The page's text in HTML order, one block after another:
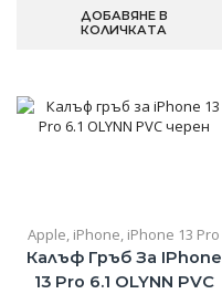
ДОБАВЯНЕ В
КОЛИЧКАТА
Apple, iPhone, iPhone 13 Pro
Калъф Гръб За IPhone
13 Pro 6.1 OLYNN PVC